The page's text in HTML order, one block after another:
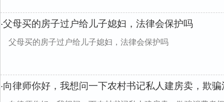
·父母买的房子过户给儿子媳妇，法律会保护吗
父母买的房子过户给儿子媳妇，法律会保护吗
·向律师你好，我想问一下农村书记私人建房卖，欺